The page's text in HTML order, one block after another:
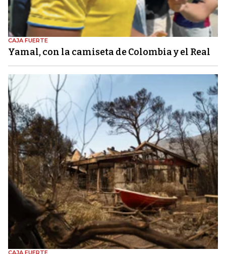
CAJA FUERTE
Yamal, con la camiseta de Colombia y el Real